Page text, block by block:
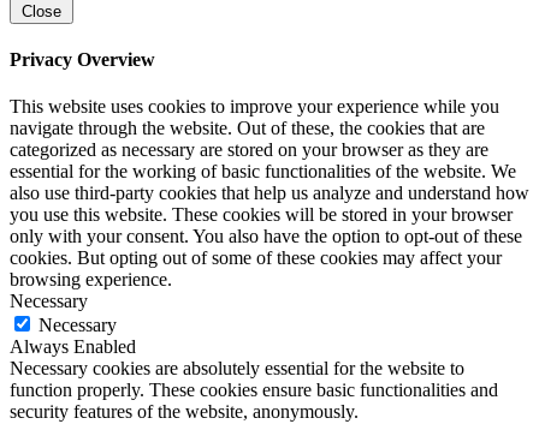
Close
Privacy Overview
This website uses cookies to improve your experience while you
navigate through the website. Out of these, the cookies that are
categorized as necessary are stored on your browser as they are
essential for the working of basic functionalities of the website. We
also use third-party cookies that help us analyze and understand how
you use this website. These cookies will be stored in your browser
only with your consent. You also have the option to opt-out of these
cookies. But opting out of some of these cookies may affect your
browsing experience.
Necessary
Necessary
Always Enabled
Necessary cookies are absolutely essential for the website to
function properly. These cookies ensure basic functionalities and
security features of the website, anonymously.